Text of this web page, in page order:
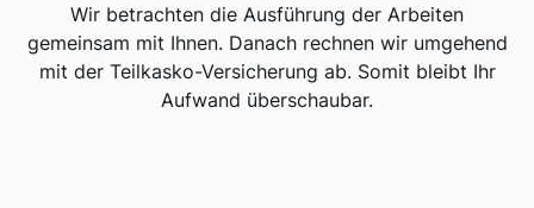
Wir betrachten die Ausführung der Arbeiten
gemeinsam mit Ihnen. Danach rechnen wir umgehend
mit der Teilkasko-Versicherung ab. Somit bleibt Ihr
Aufwand überschaubar.